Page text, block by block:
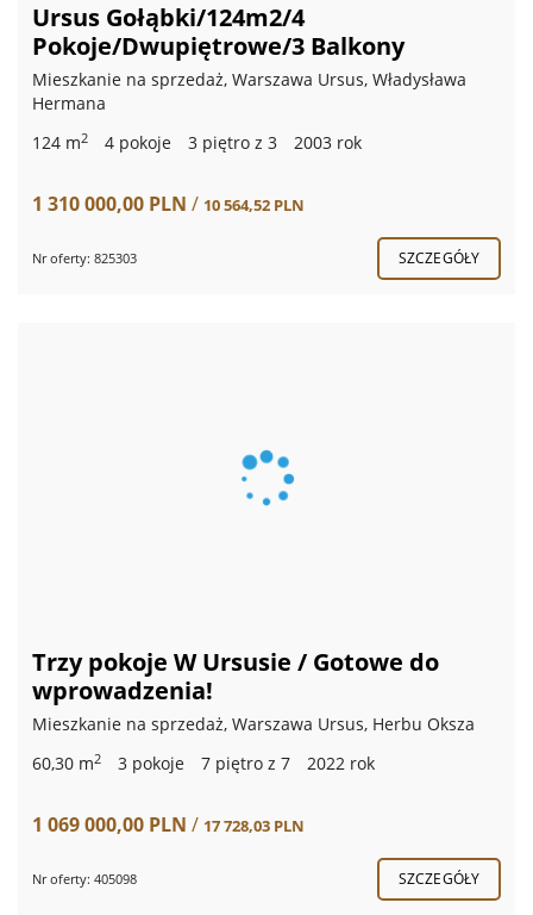
Ursus Gołąbki/124m2/4
Pokoje/Dwupiętrowe/3 Balkony
Mieszkanie na sprzedaż, Warszawa Ursus, Władysława
Hermana
124 m2 4 pokoje 3 piętro z 3 2003 rok
1 310 000,00 PLN / 10 564,52 PLN
Nr oferty: 825303 SZCZEGÓŁY
Trzy pokoje W Ursusie / Gotowe do
wprowadzenia!
Mieszkanie na sprzedaż, Warszawa Ursus, Herbu Oksza
60,30 m2 3 pokoje 7 piętro z 7 2022 rok
1 069 000,00 PLN / 17 728,03 PLN
Nr oferty: 405098 SZCZEGÓŁY